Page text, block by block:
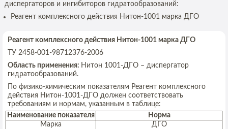
диспергаторов и ингибиторов гидратообразований:
Реагент комплексного действия Нитон-1001 марка ДГО
Реагент комплексного действия Нитон-1001 марка ДГО
ТУ 2458-001-98712376-2006
Область применения: Нитон 1001-ДГО – диспергатор
гидратообразований.
По физико-химическим показателям Реагент комплексного
действия Нитон-1001-ДГО должен соответствовать
требованиям и нормам, указанным в таблице:
Наименование показателя
Норма
Марка
ДГО